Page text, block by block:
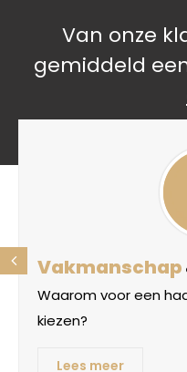
Van onze
gemiddeld
Vakmanschap
Waarom voor een
kiezen?
Lees meer